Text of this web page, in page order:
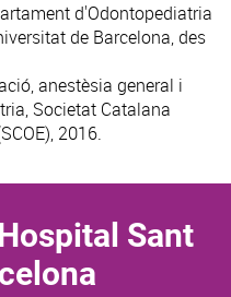
d'Odontopediatria
de Barcelona, des
anestèsia general i
Societat Catalana
2016.
Sant